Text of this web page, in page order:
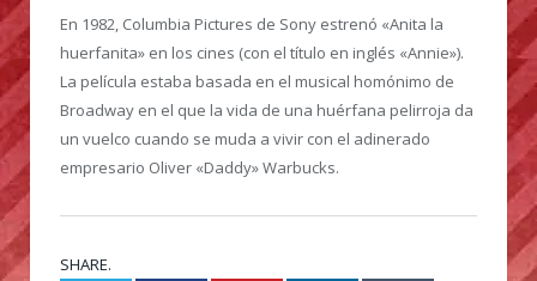
En 1982, Columbia Pictures de Sony estrenó «Anita la
huerfanita» en los cines (con el título en inglés «Annie»).
La película estaba basada en el musical homónimo de
Broadway en el que la vida de una huérfana pelirroja da
un vuelco cuando se muda a vivir con el adinerado
empresario Oliver «Daddy» Warbucks.
SHARE.